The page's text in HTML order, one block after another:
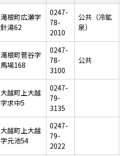
滝根町広瀬字
針湯62
0247-
78-
2010
公共（冷鉱
泉）
滝根町菅谷字
馬場168
0247-
78-
3100
公共
大越町上大越
字求中5
0247-
79-
3135
大越町上大越
字元池54
0247-
79-
2022